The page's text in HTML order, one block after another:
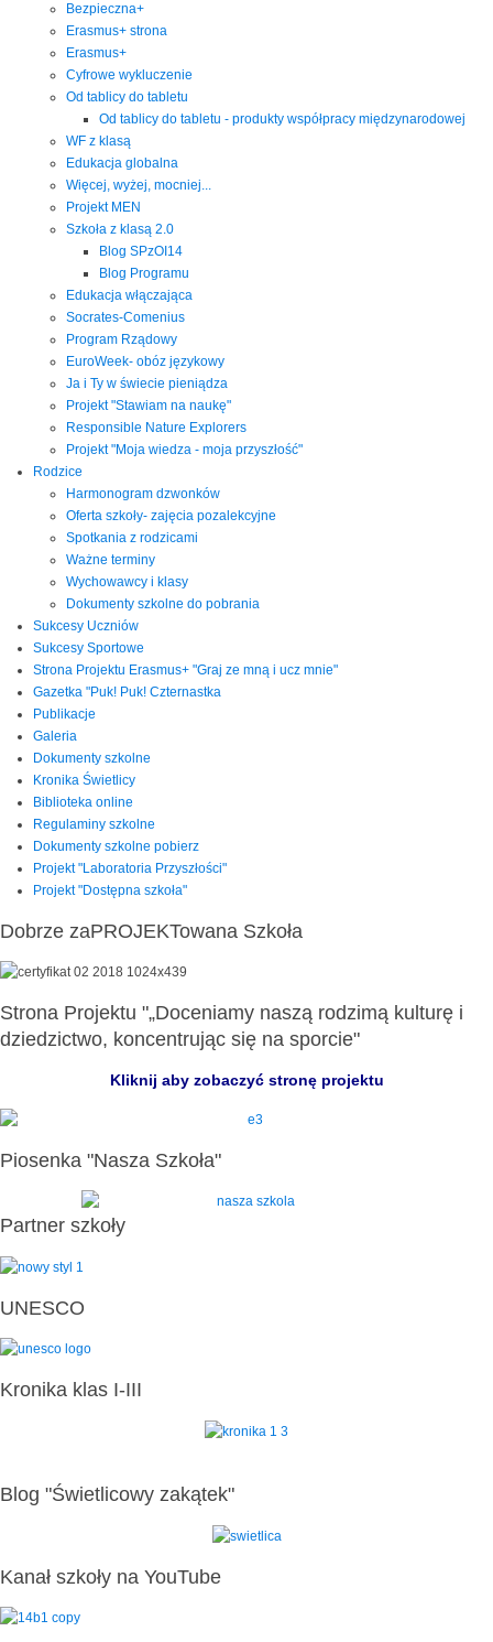
Bezpieczna+
Erasmus+ strona
Erasmus+
Cyfrowe wykluczenie
Od tablicy do tabletu
Od tablicy do tabletu - produkty współpracy międzynarodowej
WF z klasą
Edukacja globalna
Więcej, wyżej, mocniej...
Projekt MEN
Szkoła z klasą 2.0
Blog SPzOI14
Blog Programu
Edukacja włączająca
Socrates-Comenius
Program Rządowy
EuroWeek- obóz językowy
Ja i Ty w świecie pieniądza
Projekt "Stawiam na naukę"
Responsible Nature Explorers
Projekt "Moja wiedza - moja przyszłość"
Rodzice
Harmonogram dzwonków
Oferta szkoły- zajęcia pozalekcyjne
Spotkania z rodzicami
Ważne terminy
Wychowawcy i klasy
Dokumenty szkolne do pobrania
Sukcesy Uczniów
Sukcesy Sportowe
Strona Projektu Erasmus+ "Graj ze mną i ucz mnie"
Gazetka "Puk! Puk! Czternastka
Publikacje
Galeria
Dokumenty szkolne
Kronika Świetlicy
Biblioteka online
Regulaminy szkolne
Dokumenty szkolne pobierz
Projekt "Laboratoria Przyszłości"
Projekt "Dostępna szkoła"
Dobrze zaPROJEKTowana Szkoła
Strona Projektu "„Doceniamy naszą rodzimą kulturę i
dziedzictwo, koncentrując się na sporcie"
Kliknij aby zobaczyć stronę projektu
Piosenka "Nasza Szkoła"
Partner szkoły
UNESCO
Kronika klas I-III
Blog "Świetlicowy zakątek"
Kanał szkoły na YouTube